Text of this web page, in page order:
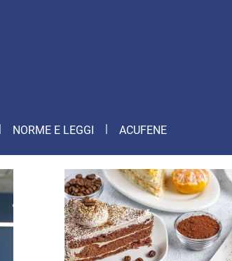
NORME E LEGGI ACUFENE